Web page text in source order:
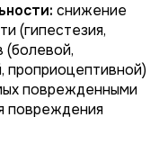
снижение
(гипестезия,
(болевой,
проприоцептивной)
поврежденными
повреждения